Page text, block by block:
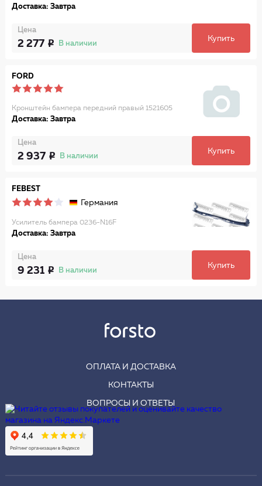
Доставка: Завтра
Цена
2 277 В наличии
Купить
FORD
Кронштейн бампера передний правый 1521605
Доставка: Завтра
Цена
2 937 В наличии
Купить
FEBEST
Германия
Усилитель бампера 0236-N16F
Доставка: Завтра
Цена
9 231 В наличии
Купить
ОПЛАТА И ДОСТАВКА
КОНТАКТЫ
ВОПРОСЫ И ОТВЕТЫ